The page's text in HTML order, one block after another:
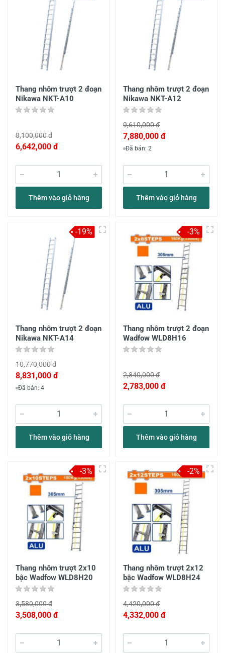
Thang nhôm trượt 2 đoạn
Nikawa NKT-A10
8,100,000 đ
6,642,000 đ
Thêm vào giỏ hàng
Thang nhôm trượt 2 đoạn
Nikawa NKT-A12
9,610,000 đ
7,880,000 đ
Đã bán: 2
Thêm vào giỏ hàng
Thang nhôm trượt 2 đoạn
Nikawa NKT-A14
10,770,000 đ
8,831,000 đ
Đã bán: 4
Thêm vào giỏ hàng
-19%
Thang nhôm trượt 2 đoạn
Wadfow WLD8H16
2,840,000 đ
2,783,000 đ
Thêm vào giỏ hàng
-3%
Thang nhôm trượt 2x10
bậc Wadfow WLD8H20
3,580,000 đ
3,508,000 đ
-3%
Thang nhôm trượt 2x12
bậc Wadfow WLD8H24
4,420,000 đ
4,332,000 đ
-2%